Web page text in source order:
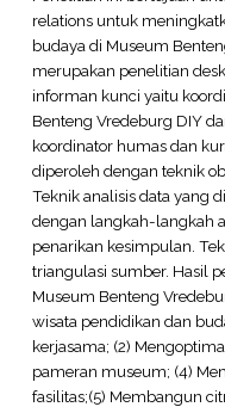
relations untuk
budaya di Museum
merupakan penelitian
informan kunci yaitu
Benteng Vredeburg DIY
koordinator humas dan
diperoleh dengan teknik
Teknik analisis data yang
dengan langkah-langkah
penarikan kesimpulan.
triangulasi sumber. Hasil
Museum Benteng
wisata pendidikan dan
kerjasama; (2)
pameran museum; (4)
fasilitas;(5) Membangun